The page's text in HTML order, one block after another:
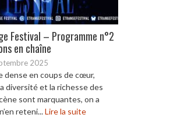
Festival – Programme n°2
en chaîne
2025
dense en coups de cœur,
diversité et la richesse des
sont marquantes, on a
reteni...Lire la suite